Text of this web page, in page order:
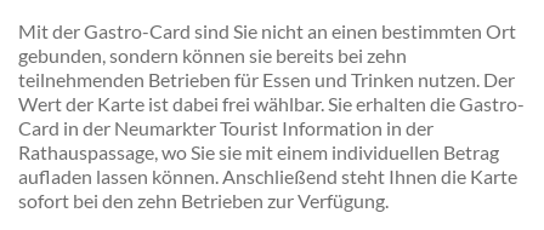
Mit der Gastro-Card sind Sie nicht an einen bestimmten Ort
gebunden, sondern können sie bereits bei zehn
teilnehmenden Betrieben für Essen und Trinken nutzen. Der
Wert der Karte ist dabei frei wählbar. Sie erhalten die Gastro-
Card in der Neumarkter Tourist Information in der
Rathauspassage, wo Sie sie mit einem individuellen Betrag
aufladen lassen können. Anschließend steht Ihnen die Karte
sofort bei den zehn Betrieben zur Verfügung.